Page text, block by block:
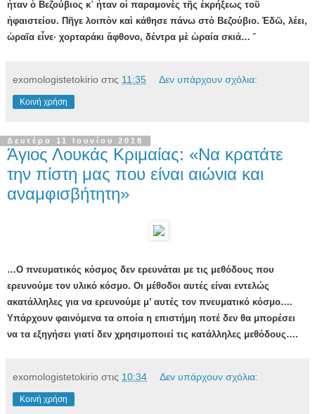
ἦταν ὁ Βεζούβιος κ᾿ ἦταν οἱ παραμονὲς τῆς ἐκρήξεως τοῦ
ἡφαιστείου. Πῆγε λοιπὸν καὶ κάθησε πάνω στὸ Βεζούβιο. Ἐδῶ, λέει,
ὡραῖα εἶνε· χορταράκι ἄφθονο, δέντρα μὲ ὡραία σκιά… ῎
exomologistetokirio στις 11:35 Δεν υπάρχουν σχόλια:
Κοινή χρήση
Δευτέρα 11 Ιουνίου 2018
Άγιος Λουκάς Κριμαίας: «Να κρατάτε
την πίστη μας που είναι αιώνια και
αναμφισβήτητη»
…Ο πνευματικός κόσμος δεν ερευνάται με τις μεθόδους που
ερευνούμε τον υλικό κόσμο. Οι μέθοδοι αυτές είναι εντελώς
ακατάλληλες για να ερευνούμε μ’ αυτές τον πνευματικό κόσμο….
Υπάρχουν φαινόμενα τα οποία η επιστήμη ποτέ δεν θα μπορέσει
να τα εξηγήσει γιατί δεν χρησιμοποιεί τις κατάλληλες μεθόδους….
exomologistetokirio στις 10:34 Δεν υπάρχουν σχόλια:
Κοινή χρήση